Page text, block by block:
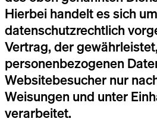
Hierbei handelt es sich
datenschutzrechtlich
Vertrag, der
personenbezogenen
Websitebesucher nur
Weisungen und unter
verarbeitet.